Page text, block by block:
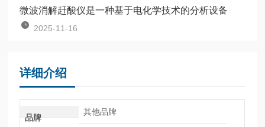
微波消解赶酸仪是一种基于电化学技术的分析设备
2025-11-16
详细介绍
品牌
其他品牌